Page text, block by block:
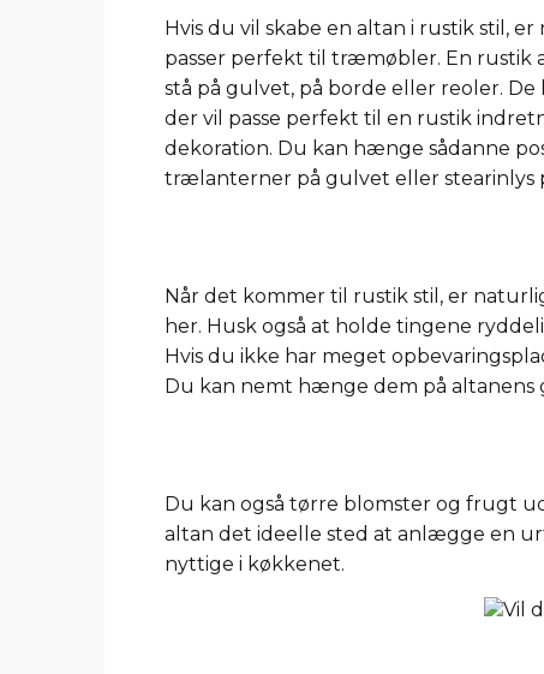
Hvis du vil skabe en altan i rustik stil,
passer perfekt til træmøbler. En rustik
stå på gulvet, på borde eller reoler.
der vil passe perfekt til en rustik
dekoration. Du kan hænge sådanne
trælanterner på gulvet eller stearinlys
Når det kommer til rustik stil, er
her. Husk også at holde tingene
Hvis du ikke har meget
Du kan nemt hænge dem på altanens
Du kan også tørre blomster og frugt
altan det ideelle sted at anlægge en
nyttige i køkkenet.